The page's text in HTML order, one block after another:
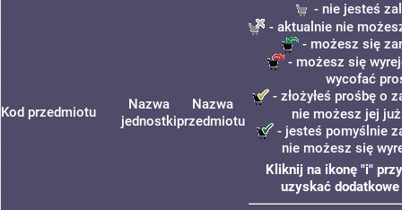
Kod przedmiotu
Nazwa
jednostki
Nazwa
przedmiotu
- nie jesteś
- aktualnie nie
- możesz się
- możesz się
wycofać
- złożyłeś prośbę o
nie możesz jej
- jesteś pomyślnie
nie możesz się
Kliknij na ikonę "i"
uzyskać